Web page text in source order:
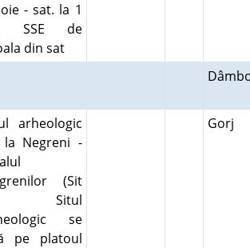
- sat. la 1
SSE de
din sat
arheologic
la Negreni -
(Sit
Situl
se
pe platoul
Gorj